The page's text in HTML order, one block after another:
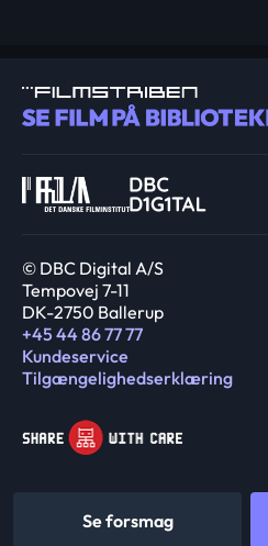
Se forsmag
© DBC Digital A/S
Tempovej 7-11
DK-2750 Ballerup
+45 44 86 77 77
Kundeservice
Tilgængelighedserklæring